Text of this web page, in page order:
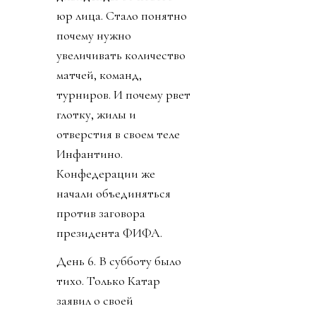
юр лица. Стало понятно
почему нужно
увеличивать количество
матчей, команд,
турниров. И почему рвет
глотку, жилы и
отверстия в своем теле
Инфантино.
Конфедерации же
начали объединяться
против заговора
президента ФИФА.
День 6. В субботу было
тихо. Только Катар
заявил о своей